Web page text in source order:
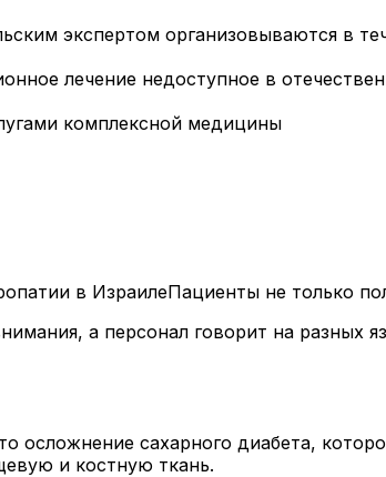
экспертом организовываются в
лечение недоступное в
комплексной медицины
Пациенты не только
а персонал говорит на разных
осложнение сахарного диабета,
и костную ткань.